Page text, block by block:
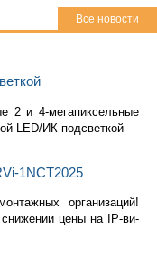
2 и 4-ме­га­пик­сель­ные
LED/ИК-под­свет­кой
1NCT2025
ор­га­ни­за­ций!
цены на IP-ви­
Все новости